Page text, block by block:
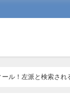
ル！左派と検索さ